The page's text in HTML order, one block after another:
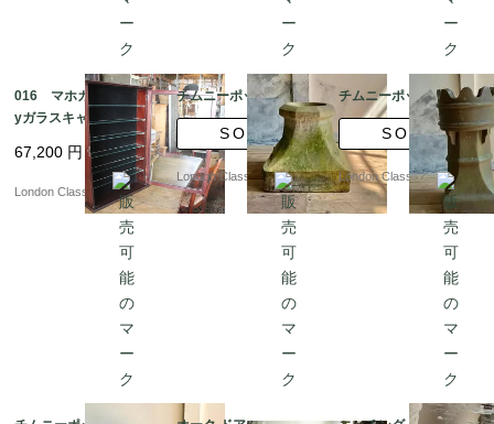
016 マホガニーdispla
yガラスキャビネット
67,200 円
London Classics
チムニーポット?ｂT
SOLD
London Classics
チムニーポット?ｂS
SOLD
London Classics